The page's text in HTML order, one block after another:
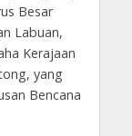
Besar
Labuan,
Kerajaan
yang
Bencana